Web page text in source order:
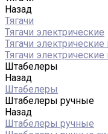
Назад
Тягачи
Тягачи электрические
Тягачи
Тягачи
Штабелеры
Назад
Штабелеры
Штабелеры ручные
Назад
Штабелеры ручные